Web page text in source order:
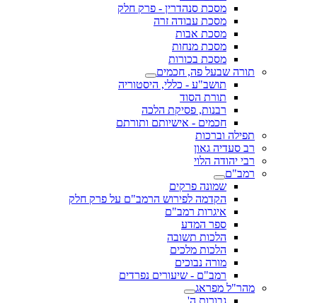
מסכת סנהדרין - פרק חלק
מסכת עבודה זרה
מסכת אבות
מסכת מנחות
מסכת בכורות
תורה שבעל פה, חכמים
תושב"ע - כללי, היסטוריה
תורת הסוד
רבנות, פסיקת הלכה
חכמים - אישיותם ותורתם
תפילה וברכות
רב סעדיה גאון
רבי יהודה הלוי
רמב"ם
שמונה פרקים
הקדמה לפירוש הרמב"ם על פרק חלק
איגרות רמב"ם
ספר המדע
הלכות תשובה
הלכות מלכים
מורה נבוכים
רמב"ם - שיעורים נפרדים
מהר"ל מפראג
גבורות ה'